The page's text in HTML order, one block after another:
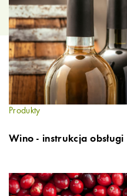
Produkty
Wino - instrukcja obsługi